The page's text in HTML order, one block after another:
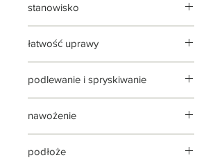
stanowisko
łatwość uprawy
do dobrej kondycji potrzebuje
widnego stanowiska
podlewanie i spryskiwanie
regularne
podlewaj według zasady: lepiej
przesuszyć niż przelać
nawożenie
podlewaniem | w sezonie jesienno-
podłoże